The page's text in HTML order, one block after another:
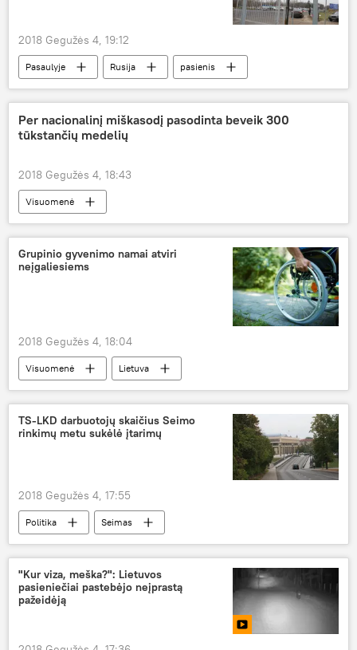
2018 Gegužės 4, 19:12
Pasaulyje Rusija
pasienis
suklastotas dokumentas
lietuvis
pasas
Rusijos pasienis
Per nacionalinį miškasodį pasodinta beveik 300
tūkstančių medelių
2018 Gegužės 4, 18:43
Visuomenė
Lietuvos valstybės atkūrimo šimtmetis
Rumšiškės
Nacionalinis miškasodis
Grupinio gyvenimo namai atviri
neįgaliesiems
2018 Gegužės 4, 18:04
Visuomenė
Lietuva
Socialinės apsaugos ir darbo ministerija
grupinio gyvenimo namai
TS-LKD darbuotojų skaičius Seimo
rinkimų metu sukėlė įtarimų
2018 Gegužės 4, 17:55
Politika
Seimas
Tėvynės sąjunga-Lietuvos krikščionys demokratai (TS-LKD)
"Kur viza, meška?": Lietuvos
pasieniečiai pastebėjo neįprastą
pažeidėją